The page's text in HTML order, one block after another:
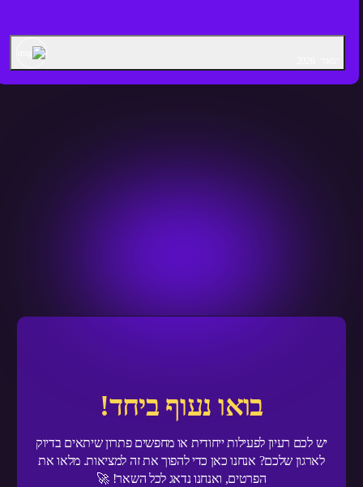
בואו נעוף ביחד!
יש לכם רעיון לפעילות ייחודית או מחפשים פתרון שיתאים בדיוק
לארגון שלכם? אנחנו כאן כדי להפוך את זה למציאות. מלאו את
הפרטים, ואנחנו נדאג לכל השאר! 🚀